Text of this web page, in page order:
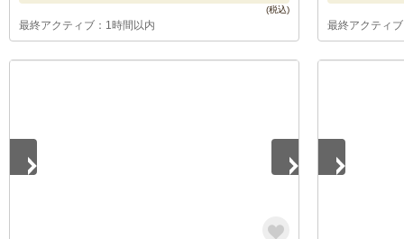
最終アクティブ：1時間以内 最終アクティ